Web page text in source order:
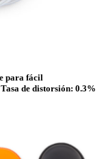
para fácil
de distorsión: 0.3%